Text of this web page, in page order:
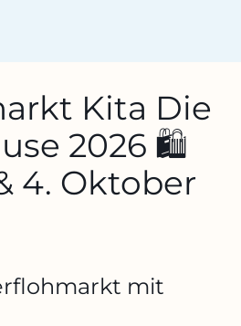
Kita Die
2026 🛍️
4. Oktober
mit